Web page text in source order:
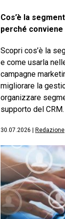
Cos’è la
perché conviene
Scopri cos’è la
e come usarla
campagne
migliorare la
organizzare
supporto del CRM.
30.07.2026 Redazione